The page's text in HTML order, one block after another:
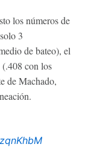
los números de
3
de bateo), el
con los
de Machado,